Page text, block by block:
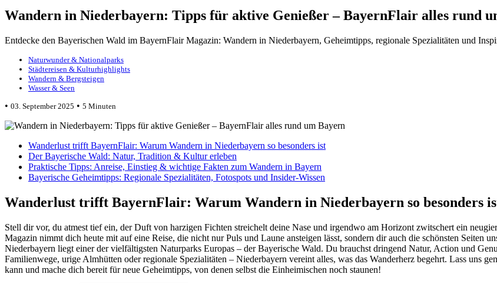
Wandern in Niederbayern: Tipps für aktive Genießer – BayernFlair alles rund
Entdecke den Bayerischen Wald im BayernFlair Magazin: Wandern in Niederbayern, Geheimtipps, regionale Spezialitäten und
Naturwunder & Nationalparks
Städtereisen & Kulturhighlights
Wandern & Bergsteigen
Wasser & Seen
• 03. September 2025 • 5 Minuten
Wanderlust trifft BayernFlair: Warum Wandern in Niederbayern so besonders ist
Der Bayerische Wald: Natur, Tradition & Kultur erleben
Praktische Tipps: Anreise, Einstieg & wichtige Fakten zum Wandern in Bayern
Bayerische Geheimtipps: Regionale Spezialitäten, Fotospots und Insider-Wissen
Wanderlust trifft BayernFlair: Warum Wandern in Niederbayern so besonders
Stell dir vor, du atmest tief ein, der Duft von harzigen Fichten streichelt deine Nase und irgendwo am Horizont zwitschert ein
Magazin nimmt dich heute mit auf eine Reise, die nicht nur Puls und Laune ansteigen lässt, sondern dir auch die schönsten Seiten
Niederbayern liegt einer der vielfältigsten Naturparks Europas – der Bayerische Wald. Du brauchst dringend Natur, Action und
Familienwege, urige Almhütten oder regionale Spezialitäten – Niederbayern vereint alles, was das Wanderherz begehrt. Lass uns
kann und mache dich bereit für neue Geheimtipps, von denen selbst die Einheimischen noch staunen!